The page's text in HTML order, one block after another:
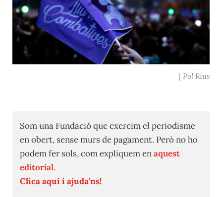
| Pol Rius
Som una Fundació que exercim el periodisme
en obert, sense murs de pagament. Però no ho
podem fer sols, com expliquem enaquest
editorial.
Clica aquí i ajuda'ns!